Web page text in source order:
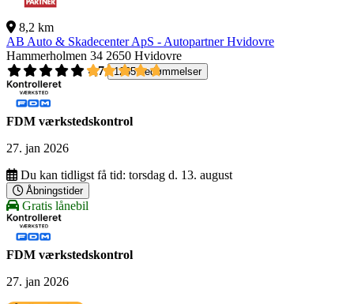
8,2 km
AB Auto & Skadecenter ApS - Autopartner Hvidovre
Hammerholmen 34 2650 Hvidovre
4,7
1265 bedømmelser
FDM værkstedskontrol
27. jan 2026
Du kan tidligst få tid: torsdag d. 13. august
Åbningstider
Gratis lånebil
FDM værkstedskontrol
27. jan 2026